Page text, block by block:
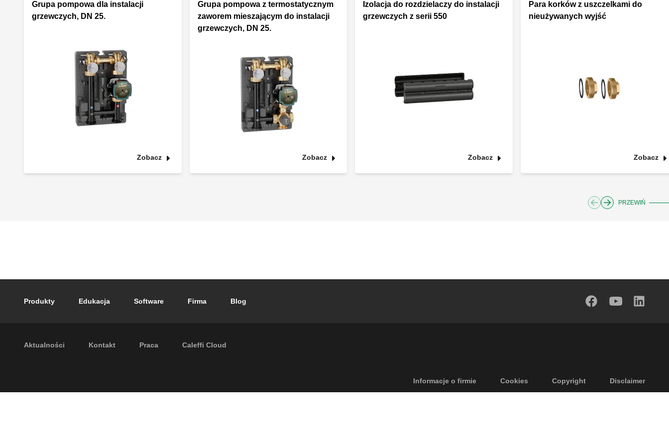
Grupa pompowa dla instalacji
grzewczych, DN 25.
Zobacz
Grupa pompowa z termostatycznym
zaworem mieszającym do instalacji
grzewczych, DN 25.
Zobacz
Izolacja do rozdzielaczy do instalacji
grzewczych z serii 550
Zobacz
Para korków z uszczelkami do
nieużywanych wyjść
Zobacz
PRZEWIŃ
Footer main navigation
Produkty Edukacja Software Firma Blog
Footer secondary navigation
Aktualności Kontakt Praca Caleffi Cloud
Footer menuInformacje o firmie Cookies Copyright Disclaimer